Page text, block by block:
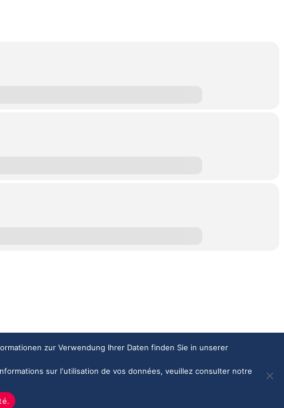
zur Verwendung Ihrer Daten finden Sie in unserer
sur l'utilisation de vos données, veuillez consulter notre